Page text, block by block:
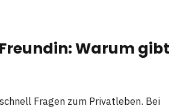
Warum gibt
Fragen zum Privatleben. Bei